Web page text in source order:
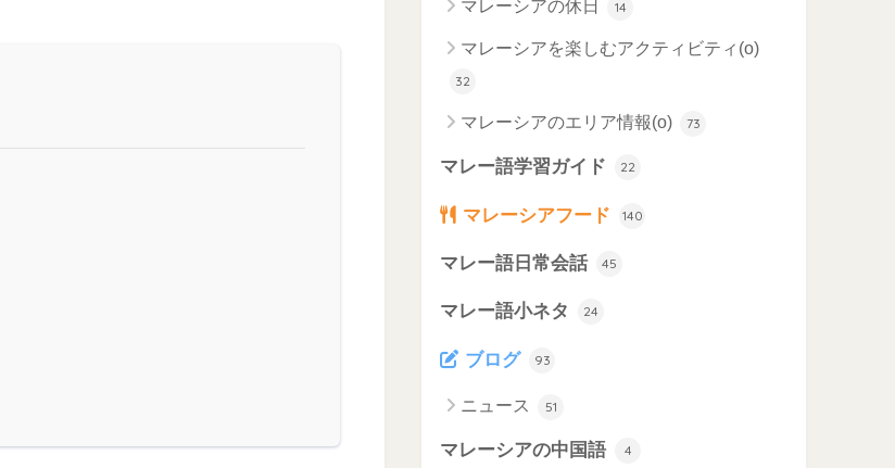
マレーシアの休日 14
マレーシアを楽しむアクティビティ(o)
32
マレーシアのエリア情報(o) 73
マレー語学習ガイド 22
マレーシアフード 140
マレー語日常会話 45
マレー語小ネタ 24
ブログ 93
ニュース 51
マレーシアの中国語 4